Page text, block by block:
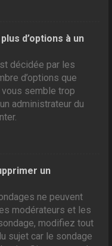
d’options à un
décidée par les
d’options que
semble trop
administrateur du
un
ne peuvent
modérateurs et les
modifiez tout
sujet car le sondage